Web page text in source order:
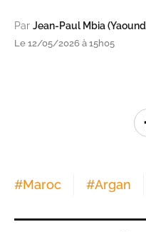
Par Jean-Paul Mbia
Le 12/05/2026 à 15h05
#Maroc #Argan